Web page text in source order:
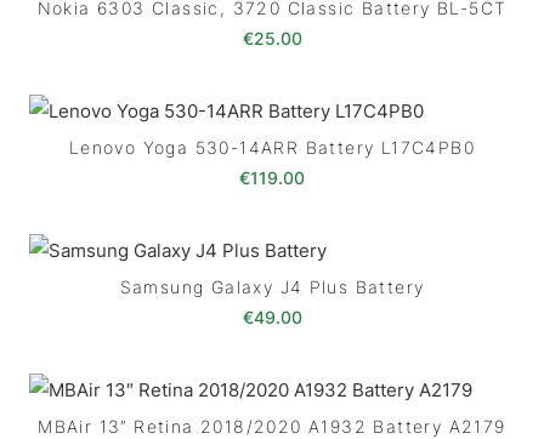
Nokia 6303 Classic, 3720 Classic Battery BL-5CT
€25.00
Lenovo Yoga 530-14ARR Battery L17C4PB0
€119.00
Samsung Galaxy J4 Plus Battery
€49.00
MBAir 13″ Retina 2018/2020 A1932 Battery A2179